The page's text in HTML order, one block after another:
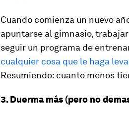
Cuando comienza un nuevo
apuntarse al gimnasio,
seguir un programa de
cualquier cosa que le haga
Resumiendo: cuanto menos
3. Duerma más (pero no